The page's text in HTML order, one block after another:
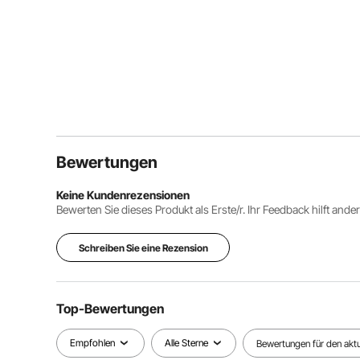
Bewertungen
Keine Kundenrezensionen
Bewerten Sie dieses Produkt als Erste/r. Ihr Feedback hilft
Schreiben Sie eine Rezension
Top-Bewertungen
Empfohlen Alle Sterne Bewertungen für den